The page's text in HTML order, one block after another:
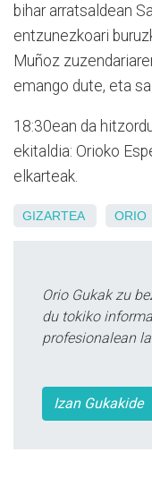
bihar arratsaldean
entzunezkoari
Muñoz
emango dute, eta
18:30ean da
ekitaldia: Orioko
elkarteak.
GIZARTEA ORIO
Orio Gukak zu
du tokiko
profesionalean
Izan Gukakide